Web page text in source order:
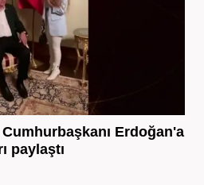
Cumhurbaşkanı Erdoğan'a
paylaştı